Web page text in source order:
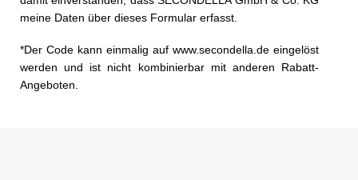
meine Daten über dieses Formular erfasst.
*Der Code kann einmalig auf www.secondella.de eingelöst
werden und ist nicht kombinierbar mit anderen Rabatt-
Angeboten.